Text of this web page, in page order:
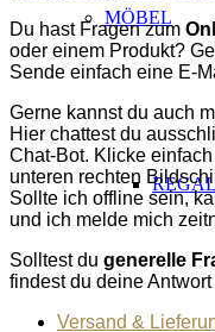
MÖBEL
Du hast Fragen zum
oder einem Produkt?
Sende einfach eine E-
Gerne kannst du auch
Hier chattest du
Chat-Bot. Klicke
unteren rechten
Sollte ich offline sein,
und ich melde mich
Solltest du generelle
findest du deine
Versand &